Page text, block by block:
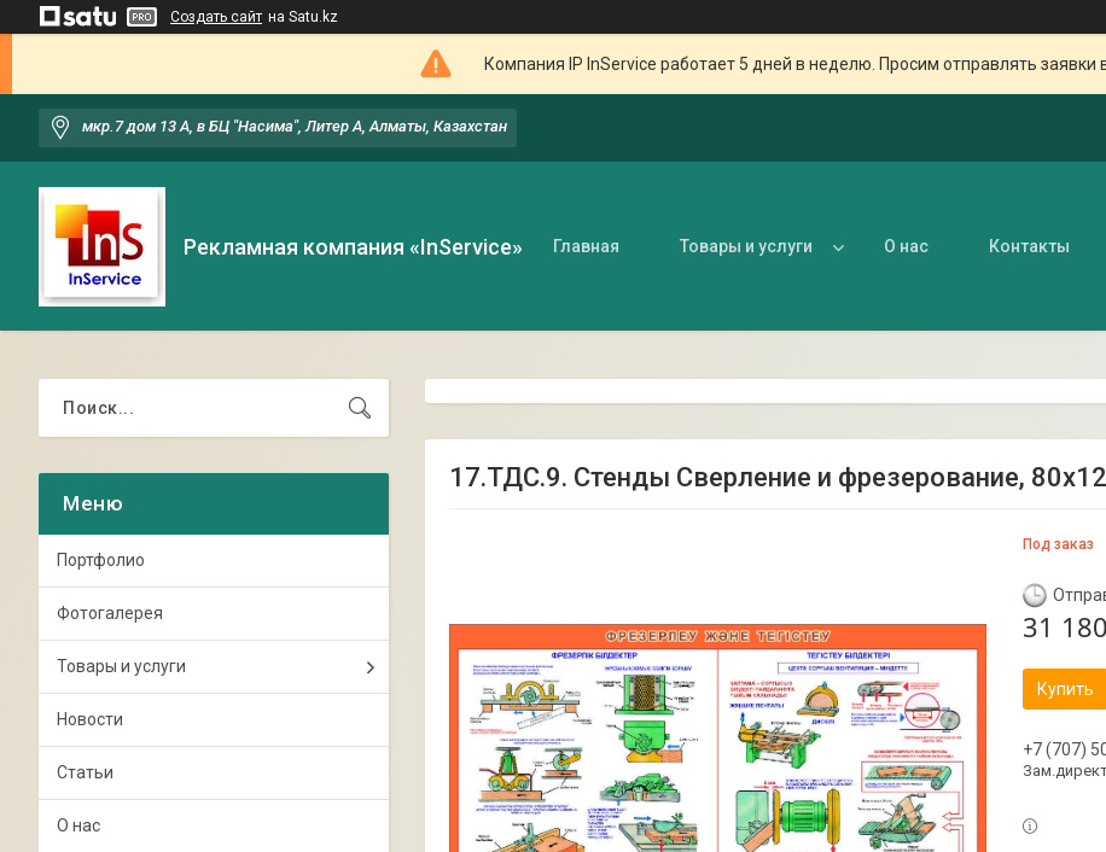
Создать сайт на Satu.kz
Компания IP InService работает 5 дней в неделю. Просим отправлять заявки
мкр.7 дом 13 А, в БЦ "Насима", Литер А, Алматы, Казахстан
Рекламная компания «InService» Главная Товары и услуги О нас Контакты
17.ТДС.9. Стенды Сверление и фрезерование,
Под заказ
31
Купить
+7 (707)
Портфолио
Фотогалерея
Товары и услуги
Новости
Статьи
О нас